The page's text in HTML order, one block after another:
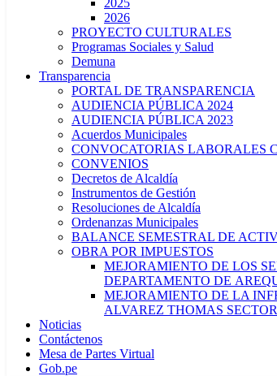
2025
2026
PROYECTO CULTURALES
Programas Sociales y Salud
Demuna
Transparencia
PORTAL DE TRANSPARENCIA
AUDIENCIA PÚBLICA 2024
AUDIENCIA PÚBLICA 2023
Acuerdos Municipales
CONVOCATORIAS LABORALES
CONVENIOS
Decretos de Alcaldía
Instrumentos de Gestión
Resoluciones de Alcaldía
Ordenanzas Municipales
BALANCE SEMESTRAL DE
OBRA POR IMPUESTOS
MEJORAMIENTO DE LOS
DEPARTAMENTO DE
MEJORAMIENTO DE LA
ALVAREZ THOMAS
Noticias
Contáctenos
Mesa de Partes Virtual
Gob.pe